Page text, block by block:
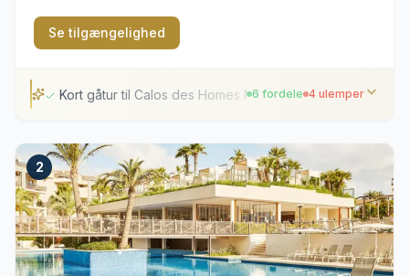
Se tilgængelighed
Kort gåtur til Calos des Homes Morts6 fordele 4 ulemper
Kort gåtur til Calos des Homes Morts
Alsidige poolområder inde og ude
Effektiv lydisolering på værelserne
Omfattende faciliteter til børnefamilier
Stort udvalg af restauranter og barer
Eksklusive fordele inkluderet i opholdet
2